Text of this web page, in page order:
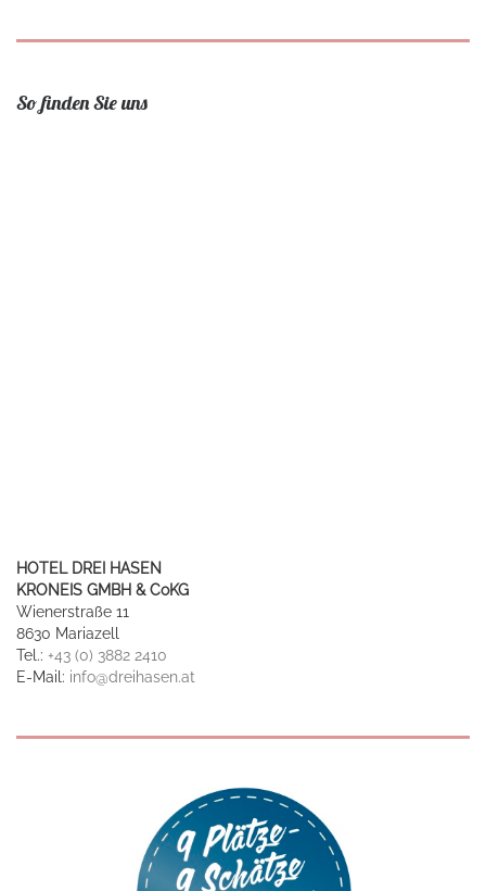
So finden Sie uns
HOTEL DREI HASEN
KRONEIS GMBH & CoKG
Wienerstraße 11
8630 Mariazell
Tel.: +43 (0) 3882 2410
E-Mail: info@dreihasen.at